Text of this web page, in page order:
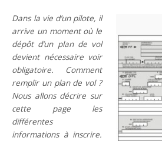
Dans la vie d’un pilote, il
arrive un moment où le
dépôt d’un plan de vol
devient nécessaire voir
obligatoire. Comment
remplir un plan de vol ?
Nous allons décrire sur
cette page les
différentes
informations à inscrire.